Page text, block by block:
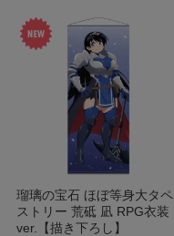
瑠璃の宝石 ほぼ等身大タペ
ストリー 荒砥 凪 RPG衣装
ver.【描き下ろし】